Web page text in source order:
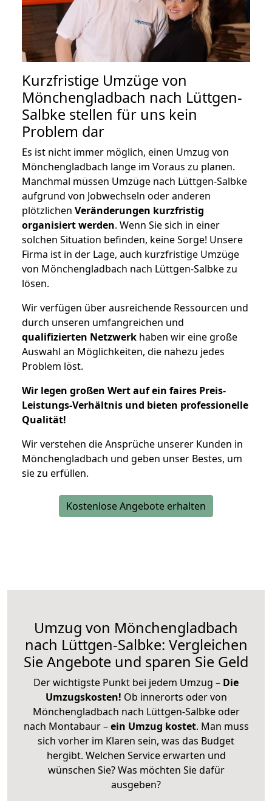
Kurzfristige Umzüge von
Mönchengladbach nach Lüttgen-
Salbke stellen für uns kein
Problem dar
Es ist nicht immer möglich, einen Umzug von
Mönchengladbach lange im Voraus zu planen.
Manchmal müssen Umzüge nach Lüttgen-Salbke
aufgrund von Jobwechseln oder anderen
plötzlichen Veränderungen kurzfristig
organisiert werden. Wenn Sie sich in einer
solchen Situation befinden, keine Sorge! Unsere
Firma ist in der Lage, auch kurzfristige Umzüge
von Mönchengladbach nach Lüttgen-Salbke zu
lösen.
Wir verfügen über ausreichende Ressourcen und
durch unseren umfangreichen und
qualifizierten Netzwerk haben wir eine große
Auswahl an Möglichkeiten, die nahezu jedes
Problem löst.
Wir legen großen Wert auf ein faires Preis-
Leistungs-Verhältnis und bieten professionelle
Qualität!
Wir verstehen die Ansprüche unserer Kunden in
Mönchengladbach und geben unser Bestes, um
sie zu erfüllen.
Kostenlose Angebote erhalten
Umzug von Mönchengladbach
nach Lüttgen-Salbke: Vergleichen
Sie Angebote und sparen Sie Geld
Der wichtigste Punkt bei jedem Umzug – Die
Umzugskosten! Ob innerorts oder von
Mönchengladbach nach Lüttgen-Salbke oder
nach Montabaur –ein Umzug kostet. Man muss
sich vorher im Klaren sein, was das Budget
hergibt. Welchen Service erwarten und
wünschen Sie? Was möchten Sie dafür
ausgeben?